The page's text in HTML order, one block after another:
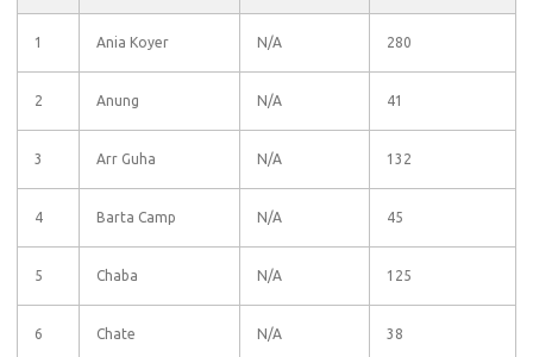
1 Ania Koyer N/A 280
2 Anung N/A 41
3 Arr Guha N/A 132
4 Barta Camp N/A 45
5 Chaba N/A 125
6 Chate N/A 38